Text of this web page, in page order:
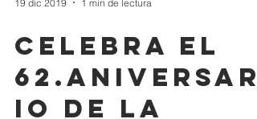
celebra el
62.Aniversar